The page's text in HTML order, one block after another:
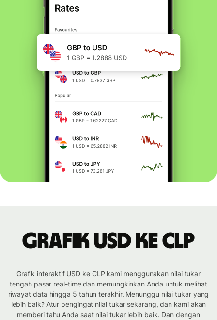
Grafik USD ke CLP
Grafik interaktif USD ke CLP kami menggunakan nilai tukar
tengah pasar real-time dan memungkinkan Anda untuk melihat
riwayat data hingga 5 tahun terakhir. Menunggu nilai tukar yang
lebih baik? Atur pengingat nilai tukar sekarang, dan kami akan
memberi tahu Anda saat nilai tukar lebih baik. Dan dengan